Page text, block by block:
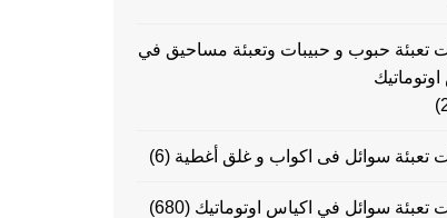
تعبئة حبوب و حبيبات وتعبئة مساحيق في
تعبئة سوائل فى اكواب و غلق أغطية (6)
تعبئة سوائل في اكياس اوتوماتيك (680)